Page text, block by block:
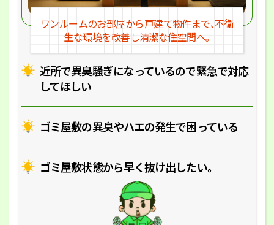
近所で異臭騒ぎになっているので緊急で対応
してほしい
ゴミ屋敷の異臭やハエの発生で困っている
ゴミ屋敷状態から早く抜け出したい｡
ワンルームのお部屋から戸建て物件まで､不衛
生な環境を改善し清潔な住空間へ｡